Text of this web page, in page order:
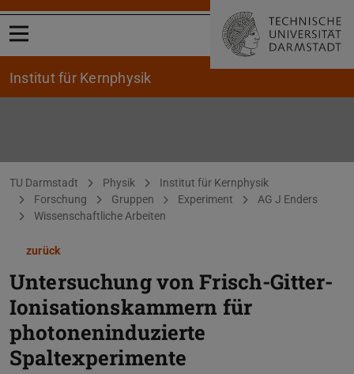
Menü öffnen
Institut für Kernphysik
Sie befinden sich hier:
TU Darmstadt Physik
Institut für Kernphysik
Forschung
Gruppen Experiment
AG J Enders
Wissenschaftliche Arbeiten
zurück
Untersuchung von Frisch-Gitter-
Ionisationskammern für
photoneninduzierte
Spaltexperimente